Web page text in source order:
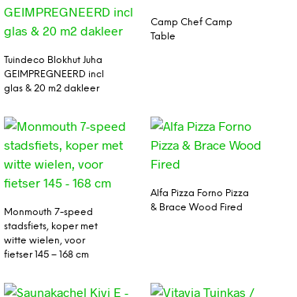
Tuindeco Blokhut Juha
GEIMPREGNEERD incl
glas & 20 m2 dakleer
Camp Chef Camp
Table
Monmouth 7-speed
stadsfiets, koper met
witte wielen, voor
fietser 145 – 168 cm
Alfa Pizza Forno Pizza
& Brace Wood Fired